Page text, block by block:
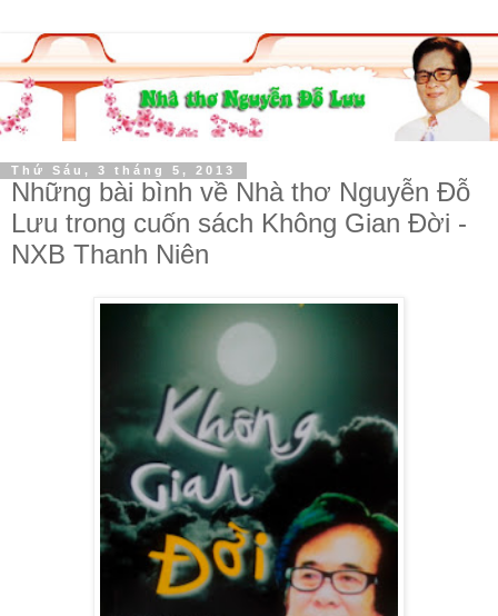
Thứ Sáu, 3 tháng 5, 2013
Những bài bình về Nhà thơ Nguyễn Đỗ
Lưu trong cuốn sách Không Gian Đời -
NXB Thanh Niên